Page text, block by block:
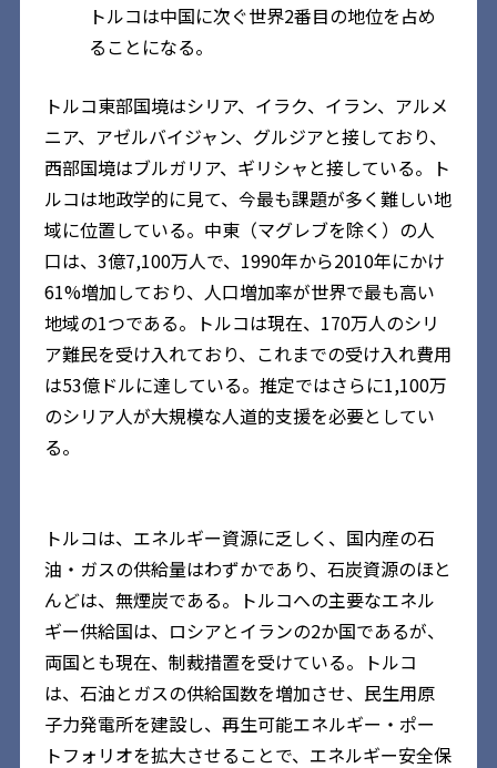
トルコは中国に次ぐ世界2番目の地位を占め
ることになる。
トルコ東部国境はシリア、イラク、イラン、アルメ
ニア、アゼルバイジャン、グルジアと接しており、
西部国境はブルガリア、ギリシャと接している。ト
ルコは地政学的に見て、今最も課題が多く難しい地
域に位置している。中東（マグレブを除く）の人
口は、3億7,100万人で、1990年から2010年にかけ
61%増加しており、人口増加率が世界で最も高い
地域の1つである。トルコは現在、170万人のシリ
ア難民を受け入れており、これまでの受け入れ費用
は53億ドルに達している。推定ではさらに1,100万
のシリア人が大規模な人道的支援を必要としてい
る。
トルコは、エネルギー資源に乏しく、国内産の石
油・ガスの供給量はわずかであり、石炭資源のほと
んどは、無煙炭である。トルコへの主要なエネル
ギー供給国は、ロシアとイランの2か国であるが、
両国とも現在、制裁措置を受けている。トルコ
は、石油とガスの供給国数を増加させ、民生用原
子力発電所を建設し、再生可能エネルギー・ポー
トフォリオを拡大させることで、エネルギー安全保